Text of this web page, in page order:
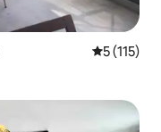
평점 5점(5
5 (115)